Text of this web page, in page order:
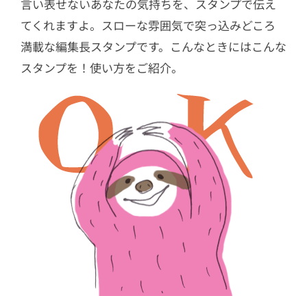
言い表せないあなたの気持ちを、スタンプで伝え
てくれますよ。スローな雰囲気で突っ込みどころ
満載な編集長スタンプです。こんなときにはこんな
スタンプを！使い方をご紹介。